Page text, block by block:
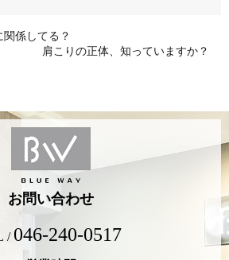
係してる？
肩こりの正体、知っていますか？
お問い合わせ
/ 046-240-0517